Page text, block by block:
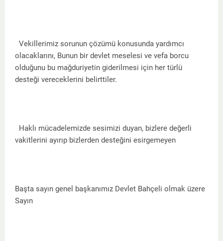
Vekillerimiz sorunun çözümü konusunda yardımcı
olacaklarını, Bunun bir devlet meselesi ve vefa borcu
olduğunu bu mağduriyetin giderilmesi için her türlü
desteği vereceklerini belirttiler.
Haklı mücadelemizde sesimizi duyan, bizlere değerli
vakitlerini ayırıp bizlerden desteğini esirgemeyen
Başta sayın genel başkanımız Devlet Bahçeli olmak üzere
Sayın